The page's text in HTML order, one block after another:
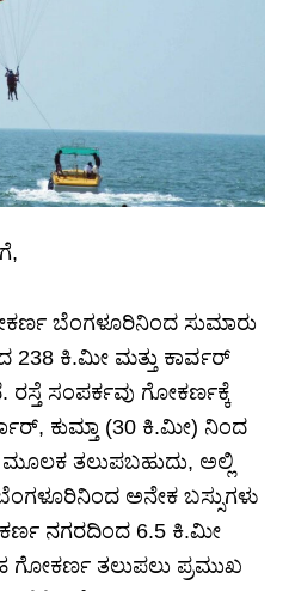
ಬೆಂಗಳೂರಿನಿಂದ ಸುಮಾರು
ಕಿ.ಮೀ ಮತ್ತು ಕಾರ್ವರ್
ಸಂಪರ್ಕವು ಗೋಕರ್ಣಕ್ಕೆ
ಕುಮ್ತಾ (30 ಕಿ.ಮೀ) ನಿಂದ
ತಲುಪಬಹುದು, ಅಲ್ಲಿ
ಅನೇಕ ಬಸ್ಸುಗಳು
ನಗರದಿಂದ 6.5 ಕಿ.ಮೀ
ಗೋಕರ್ಣ ತಲುಪಲು ಪ್ರಮುಖ